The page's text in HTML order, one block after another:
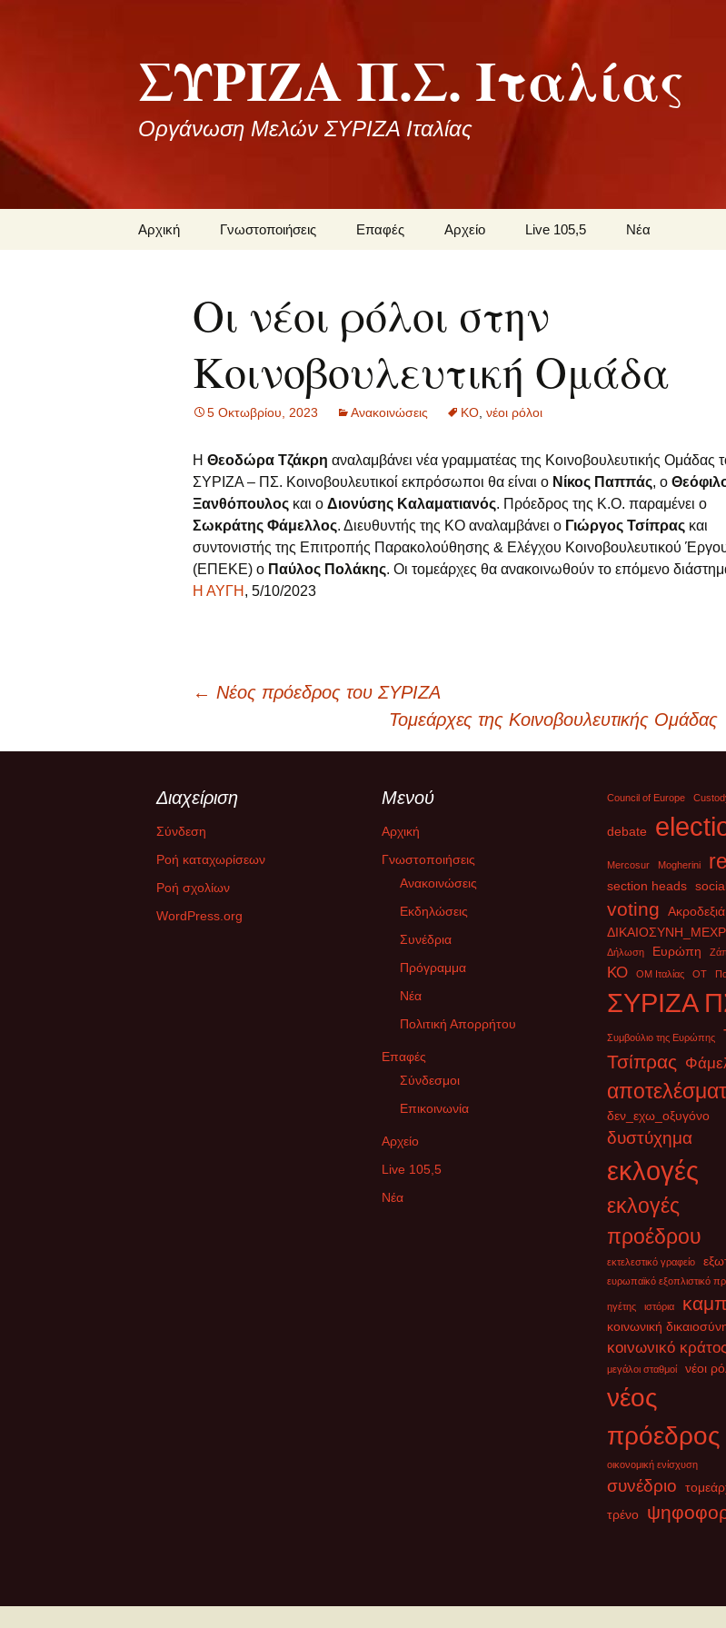
ΣΥΡΙΖΑ Π.Σ. Ιταλίας
Οργάνωση Μελών ΣΥΡΙΖΑ Ιταλίας
Αρχική Γνωστοποιήσεις
Εκδηλώσεις
Πρόγραμμα
Πολιτική Απορρήτου
Επαφές
Επικοινωνία
Αρχείο Live 105,5 Νέα
Οι νέοι ρόλοι στην
Κοινοβουλευτική Ομάδα
5 Οκτωβρίου, 2023 Ανακοινώσεις ΚΟ νέοι ρόλοι
Η Θεοδώρα Τζάκρη αναλαμβάνει νέα γραμματέας της Κοινοβουλευτικής Ομάδας
ΣΥΡΙΖΑ – ΠΣ. Κοινοβουλευτικοί εκπρόσωποι θα είναι ο Νίκος Παππάς, ο
Ξανθόπουλος και ο Διονύσης Καλαματιανός. Πρόεδρος της Κ.Ο. παραμένει ο
Σωκράτης Φάμελλος. Διευθυντής της ΚΟ αναλαμβάνει ο Γιώργος Τσίπρας και
συντονιστής της Επιτροπής Παρακολούθησης & Ελέγχου Κοινοβουλευτικού
(ΕΠΕΚΕ) ο Παύλος Πολάκης. Οι τομεάρχες θα ανακοινωθούν το επόμενο
Η ΑΥΓΗ , 5/10/2023
Πλοήγηση
άρθρων
← Νέος πρόεδρος του ΣΥΡΙΖΑ
Τομεάρχες της Κοινοβουλευτικής Ομάδας
Διαχείριση
Σύνδεση
Ροή καταχωρίσεων
Ροή σχολίων
WordPress.org
Μενού
Αρχική
Γνωστοποιήσεις
Ανακοινώσεις
Εκδηλώσεις
Συνέδρια
Πρόγραμμα
Νέα
Πολιτική Απορρήτου
Επαφές
Σύνδεσμοι
Επικοινωνία
Αρχείο
Live 105,5
Νέα
Council of Europe
debate
Mercosur Mogherini
section heads
voting
Ακροδεξιά
Δήλωση Ευρώπη
ΚΟ ΟΜ Ιταλίας ΟΤ
ΣΥΡΙΖΑ
Συμβούλιο της Ευρώπης
Τσίπρας
δεν_εχω_οξυγόνο
δυστύχημα
εκλογές
εκλογές
προέδρου
εκτελεστικό γραφείο
ευρωπαϊκό εξοπλιστικό
ηγέτης ιστόρια
κοινωνική
κοινωνικό κράτος
μεγάλοι σταθμοί νέοι
νέος
πρόεδρος
οικονομική ενίσχυση
συνέδριο
τρένο